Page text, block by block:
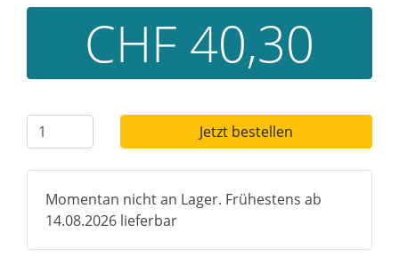
CHF 40,30
Jetzt bestellen
Momentan nicht an Lager. Frühestens ab
14.08.2026 lieferbar